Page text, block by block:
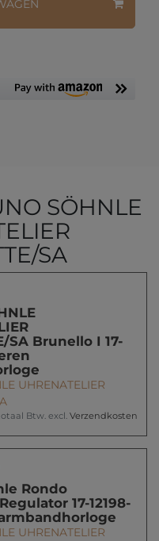
SÖHNLE
SA
SA Brunello I 17-
UHRENATELIER
Btw. excl. Verzendkosten
Rondo
17-12198-
UHRENATELIER